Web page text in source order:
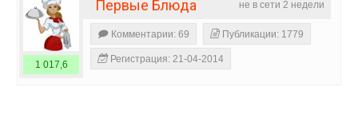
не в сети 2 недели
Первые Блюда
1 017,6
Комментарии: 69 Публикации: 1779
Регистрация: 21-04-2014